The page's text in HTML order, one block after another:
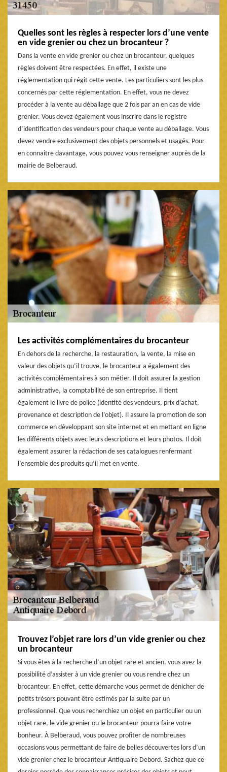
Quelles sont les règles à respecter lors d’une vente
en vide grenier ou chez un brocanteur ?
Dans la vente en vide grenier ou chez un brocanteur, quelques
règles doivent être respectées. En effet, il existe une
réglementation qui régit cette vente. Les particuliers sont les plus
concernés par cette réglementation. En effet, vous ne devez
procéder à la vente au déballage que 2 fois par an en cas de vide
grenier. Vous devez également vous inscrire dans le registre
d’identification des vendeurs pour chaque vente au déballage. Vous
devez vendre exclusivement des objets personnels et usagés. Pour
en connaitre davantage, vous pouvez vous renseigner auprès de la
mairie de Belberaud.
Les activités complémentaires du brocanteur
En dehors de la recherche, la restauration, la vente, la mise en
valeur des objets qu’il trouve, le brocanteur a également des
activités complémentaires à son métier. Il doit assurer la gestion
administrative, la comptabilité de son entreprise. Il tient
également le livre de police (identité des vendeurs, prix d’achat,
provenance et description de l’objet). Il assure la promotion de son
commerce en développant son site internet et en mettant en ligne
les différents objets avec leurs descriptions et leurs photos. Il doit
également assurer la rédaction de ses catalogues renfermant
l’ensemble des produits qu’il met en vente.
Trouvez l’objet rare lors d’un vide grenier ou chez
un brocanteur
Si vous êtes à la recherche d’un objet rare et ancien, vous avez la
possibilité d’assister à un vide grenier ou vous rendre chez un
brocanteur. En effet, cette démarche vous permet de dénicher de
petits trésors pouvant être estimés par la suite par un
professionnel. Que vous recherchiez un objet en particulier ou un
objet rare, le vide grenier ou le brocanteur pourra faire votre
bonheur. À Belberaud, vous pouvez profiter de nombreuses
occasions vous permettant de faire de belles découvertes lors d’un
vide grenier chez le brocanteur Antiquaire Debord. Sachez que ce